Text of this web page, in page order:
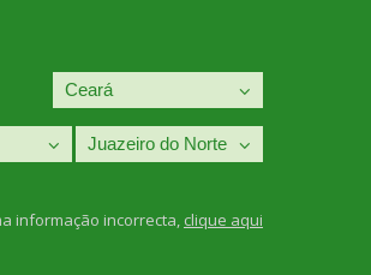
informação incorrecta, clique aqui